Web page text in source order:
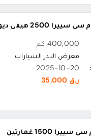
400,000 كم
معرض البدر السيارات
2025-10-20
ر.ق 35,000